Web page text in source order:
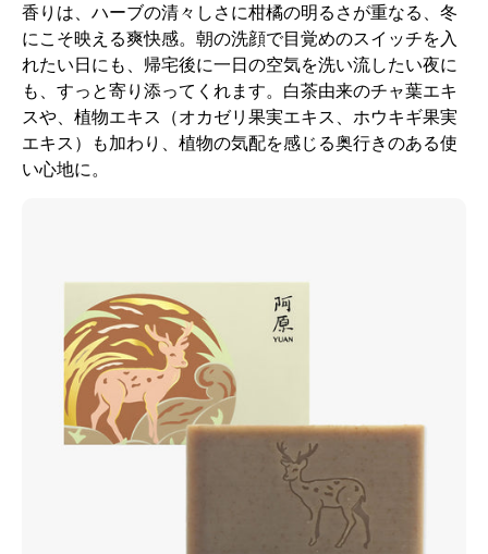
香りは、ハーブの清々しさに柑橘の明るさが重なる、冬
にこそ映える爽快感。朝の洗顔で目覚めのスイッチを入
れたい日にも、帰宅後に一日の空気を洗い流したい夜に
も、すっと寄り添ってくれます。白茶由来のチャ葉エキ
スや、植物エキス（オカゼリ果実エキス、ホウキギ果実
エキス）も加わり、植物の気配を感じる奥行きのある使
い心地に。